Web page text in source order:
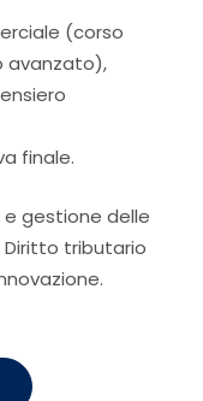
(corso
avanzato),
finale.
gestione delle
Diritto tributario